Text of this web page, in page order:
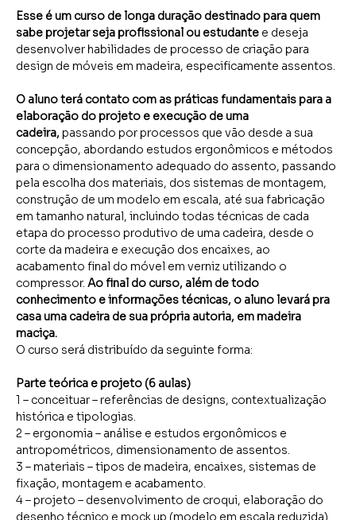
Esse é um curso de longa duração destinado para quem
sabe projetar seja profissional ou estudante e deseja
desenvolver habilidades de processo de criação para
design de móveis em madeira, especificamente assentos.
O aluno terá contato com as práticas fundamentais para a
elaboração do projeto e execução de uma
cadeira, passando por processos que vão desde a sua
concepção, abordando estudos ergonômicos e métodos
para o dimensionamento adequado do assento, passando
pela escolha dos materiais, dos sistemas de montagem,
construção de um modelo em escala, até sua fabricação
em tamanho natural, incluindo todas técnicas de cada
etapa do processo produtivo de uma cadeira, desde o
corte da madeira e execução dos encaixes, ao
acabamento final do móvel em verniz utilizando o
compressor. Ao final do curso, além de todo
conhecimento e informações técnicas, o aluno levará pra
casa uma cadeira de sua própria autoria, em madeira
maciça.
O curso será distribuído da seguinte forma:
Parte teórica e projeto (6 aulas)
1 – conceituar – referências de designs, contextualização
histórica e tipologias.
2 – ergonomia – análise e estudos ergonômicos e
antropométricos, dimensionamento de assentos.
3 – materiais – tipos de madeira, encaixes, sistemas de
fixação, montagem e acabamento.
4 – projeto – desenvolvimento de croqui, elaboração do
desenho técnico e mock up (modelo em escala reduzida)